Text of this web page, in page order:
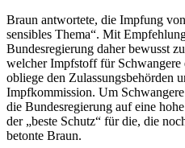
Braun antwortete, die Impfung
sensibles Thema“. Mit
Bundesregierung daher bewusst
welcher Impfstoff für Schwangere
obliege den Zulassungsbehörden
Impfkommission. Um
die Bundesregierung auf eine
der „beste Schutz“ für die, die
betonte Braun.